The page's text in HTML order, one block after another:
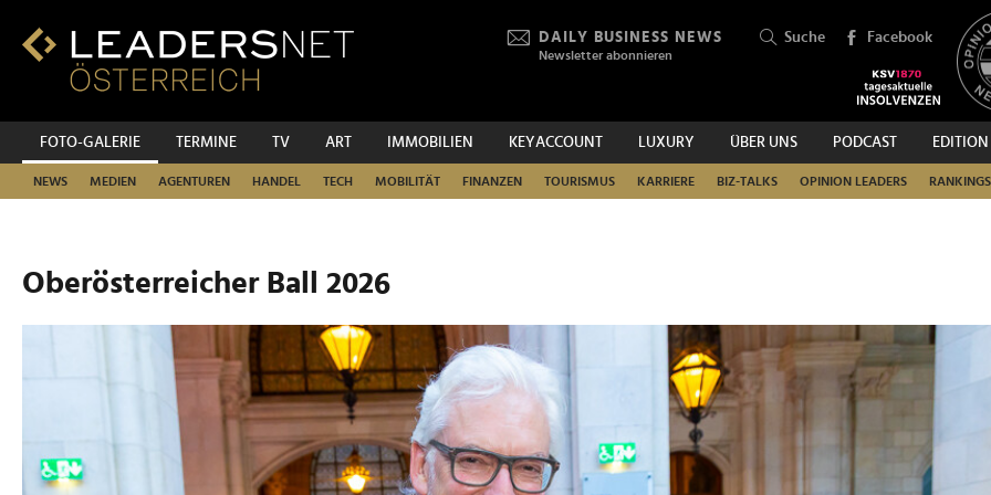
Inhalt
Fußzeilen-
Hauptnavigation
DAILY BUSINESS NEWS
Newsletter abonnieren
Suche Facebook
FOTO-GALERIE TERMINE TV ART IMMOBILIEN KEYACCOUNT LUXURY ÜBER UNS PODCAST EDITION
NEWS MEDIEN AGENTUREN HANDEL TECH MOBILITÄT FINANZEN TOURISMUS KARRIERE BIZ-TALKS OPINION LEADERS RANKINGS
SUCHEN
Oberösterreicher Ball 2026